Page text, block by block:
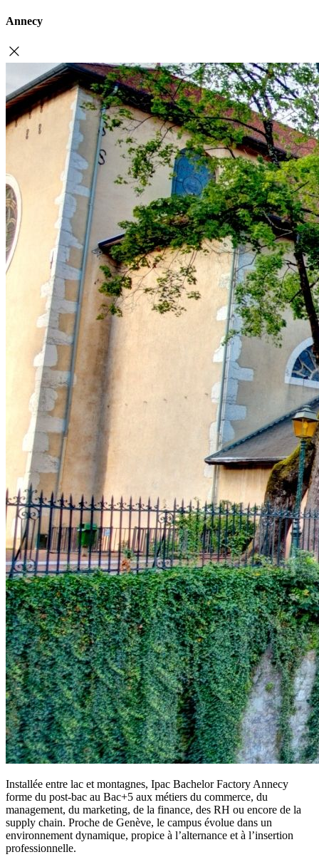
Annecy
Installée entre lac et montagnes, Ipac Bachelor Factory Annecy
forme du post-bac au Bac+5 aux métiers du commerce, du
management, du marketing, de la finance, des RH ou encore de la
supply chain. Proche de Genève, le campus évolue dans un
environnement dynamique, propice à l’alternance et à l’insertion
professionnelle.